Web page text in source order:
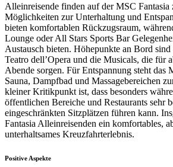
Alleinreisende finden auf der MSC Fantasia
Möglichkeiten zur Unterhaltung und
bieten komfortablen Rückzugsraum,
Lounge oder All Stars Sports Bar
Austausch bieten. Höhepunkte an Bord
Teatro dell’Opera und die Musicals, die für
Abende sorgen. Für Entspannung steht das
Sauna, Dampfbad und Massagebereichen
kleiner Kritikpunkt ist, dass besonders
öffentlichen Bereiche und Restaurants sehr
eingeschränkten Sitzplätzen führen kann.
Fantasia Alleinreisenden ein komfortables,
unterhaltsames Kreuzfahrterlebnis.
Positive Aspekte